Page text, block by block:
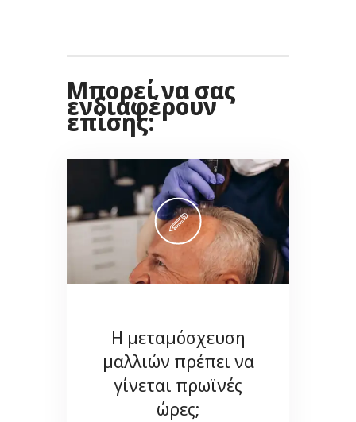
Μπορεί να σας
ενδιαφέρουν
επίσης:
Η μεταμόσχευση
μαλλιών πρέπει να
γίνεται πρωϊνές
ώρες;